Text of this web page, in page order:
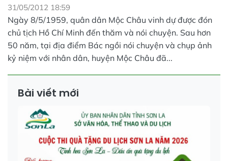
31/05/2012 18:59
Ngày 8/5/1959, quân dân Mộc Châu vinh dự được đón
chủ tịch Hồ Chí Minh đến thăm và nói chuyện. Sau hơn
50 năm, tại địa điểm Bác ngồi nói chuyện và chụp ảnh
kỷ niệm với nhân dân, huyện Mộc Châu đã...
Bài viết mới